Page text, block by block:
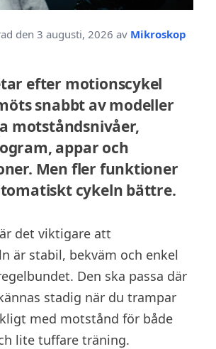
den 3 augusti, 2026 av Mikroskop
efter motionscykel
snabbt av modeller
motståndsnivåer,
appar och
Men fler funktioner
cykeln bättre.
det viktigare att
är stabil, bekväm och enkel
Den ska passa där
stadig när du trampar
med motstånd för både
lite tuffare träning.